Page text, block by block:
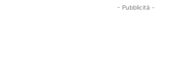
- Pubblicità -